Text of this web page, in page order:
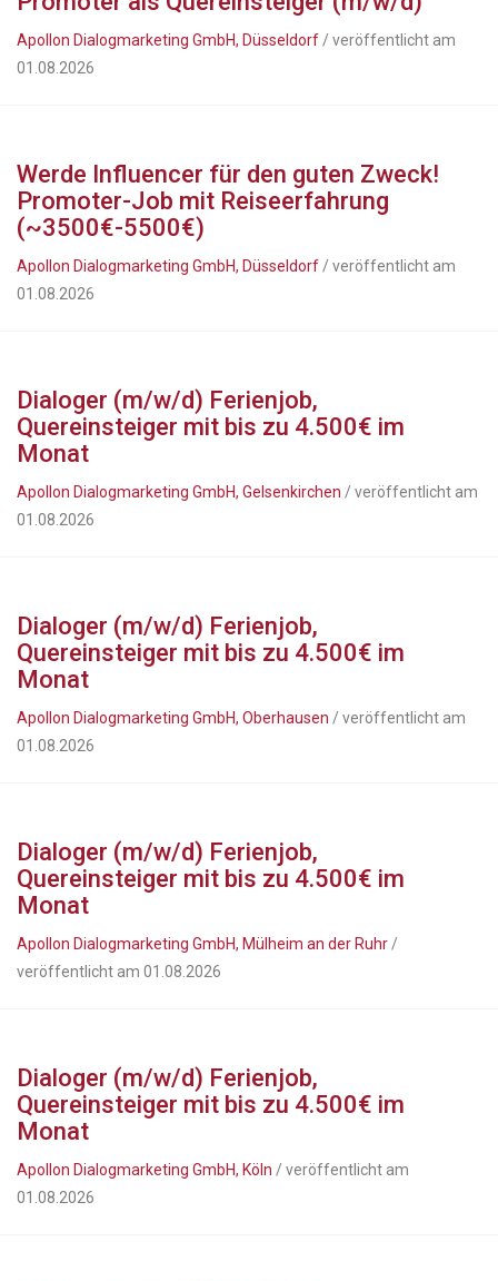
Apollon Dialogmarketing GmbH, Düsseldorf / veröffentlicht am
01.08.2026
Werde Influencer für den guten Zweck!
Promoter-Job mit Reiseerfahrung
(~3500€-5500€)
Apollon Dialogmarketing GmbH, Düsseldorf / veröffentlicht am
01.08.2026
Dialoger (m/w/d) Ferienjob,
Quereinsteiger mit bis zu 4.500€ im
Monat
Apollon Dialogmarketing GmbH, Gelsenkirchen / veröffentlicht am
01.08.2026
Dialoger (m/w/d) Ferienjob,
Quereinsteiger mit bis zu 4.500€ im
Monat
Apollon Dialogmarketing GmbH, Oberhausen / veröffentlicht am
01.08.2026
Dialoger (m/w/d) Ferienjob,
Quereinsteiger mit bis zu 4.500€ im
Monat
Apollon Dialogmarketing GmbH, Mülheim an der Ruhr /
veröffentlicht am 01.08.2026
Dialoger (m/w/d) Ferienjob,
Quereinsteiger mit bis zu 4.500€ im
Monat
Apollon Dialogmarketing GmbH, Köln / veröffentlicht am
01.08.2026